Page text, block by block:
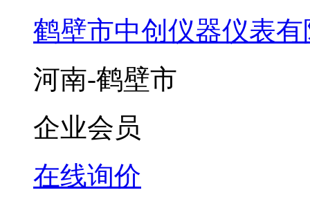
鹤壁市中创仪器仪表
河南-鹤壁市
企业会员
在线询价